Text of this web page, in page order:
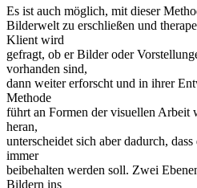
Es ist auch möglich, mit dieser
Bilderwelt zu erschließen und
Klient wird
gefragt, ob er Bilder oder
vorhanden sind,
dann weiter erforscht und in ihrer
Methode
führt an Formen der visuellen Arbeit
heran,
unterscheidet sich aber dadurch,
immer
beibehalten werden soll. Zwei
Bildern ins